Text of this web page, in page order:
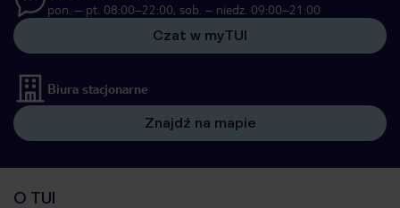
pon. – pt. 08:00–22:00, sob. – niedz. 09:00–21:00
Czat w myTUI
Biura stacjonarne
Znajdź na mapie
O TUI